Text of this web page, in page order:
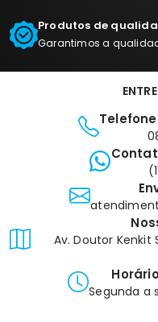
Produtos de
Garantimos a
Av. Doutor Kenkit
Segunda a